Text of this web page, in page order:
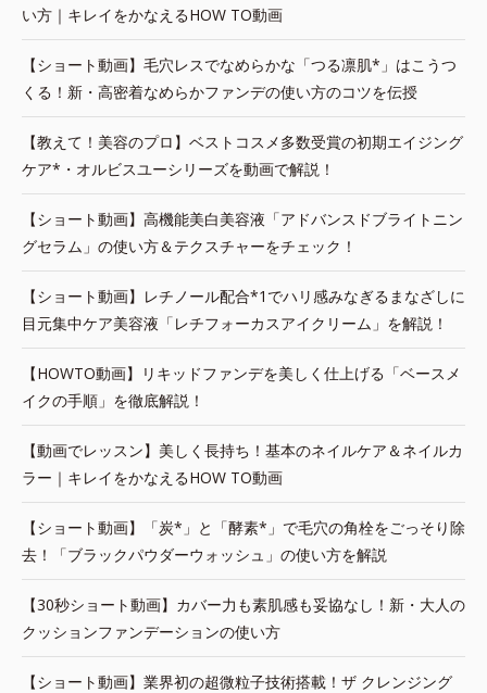
い方｜キレイをかなえるHOW TO動画
【ショート動画】毛穴レスでなめらかな「つる凛肌*」はこうつ
くる！新・高密着なめらかファンデの使い方のコツを伝授
【教えて！美容のプロ】ベストコスメ多数受賞の初期エイジング
ケア*・オルビスユーシリーズを動画で解説！
【ショート動画】高機能美白美容液「アドバンスドブライトニン
グセラム」の使い方＆テクスチャーをチェック！
【ショート動画】レチノール配合*1でハリ感みなぎるまなざしに
目元集中ケア美容液「レチフォーカスアイクリーム」を解説！
【HOWTO動画】リキッドファンデを美しく仕上げる「ベースメ
イクの手順」を徹底解説！
【動画でレッスン】美しく長持ち！基本のネイルケア＆ネイルカ
ラー｜キレイをかなえるHOW TO動画
【ショート動画】「炭*」と「酵素*」で毛穴の角栓をごっそり除
去！「ブラックパウダーウォッシュ」の使い方を解説
【30秒ショート動画】カバー力も素肌感も妥協なし！新・大人の
クッションファンデーションの使い方
【ショート動画】業界初の超微粒子技術搭載！ザ クレンジング